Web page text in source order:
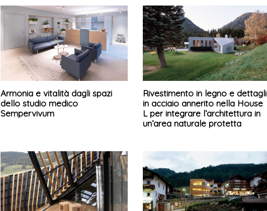
Armonia e vitalità dagli spazi
dello studio medico
Sempervivum
Rivestimento in legno e dettagli
in acciaio annerito nella House
L per integrare l’architettura in
un’area naturale protetta